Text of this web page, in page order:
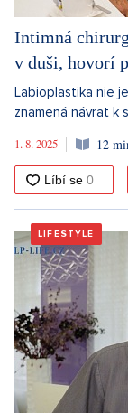
Intimná
v duši, hovorí
Labioplastika nie
znamená návrat k
1. 8. 2025
12
LIFESTYLE